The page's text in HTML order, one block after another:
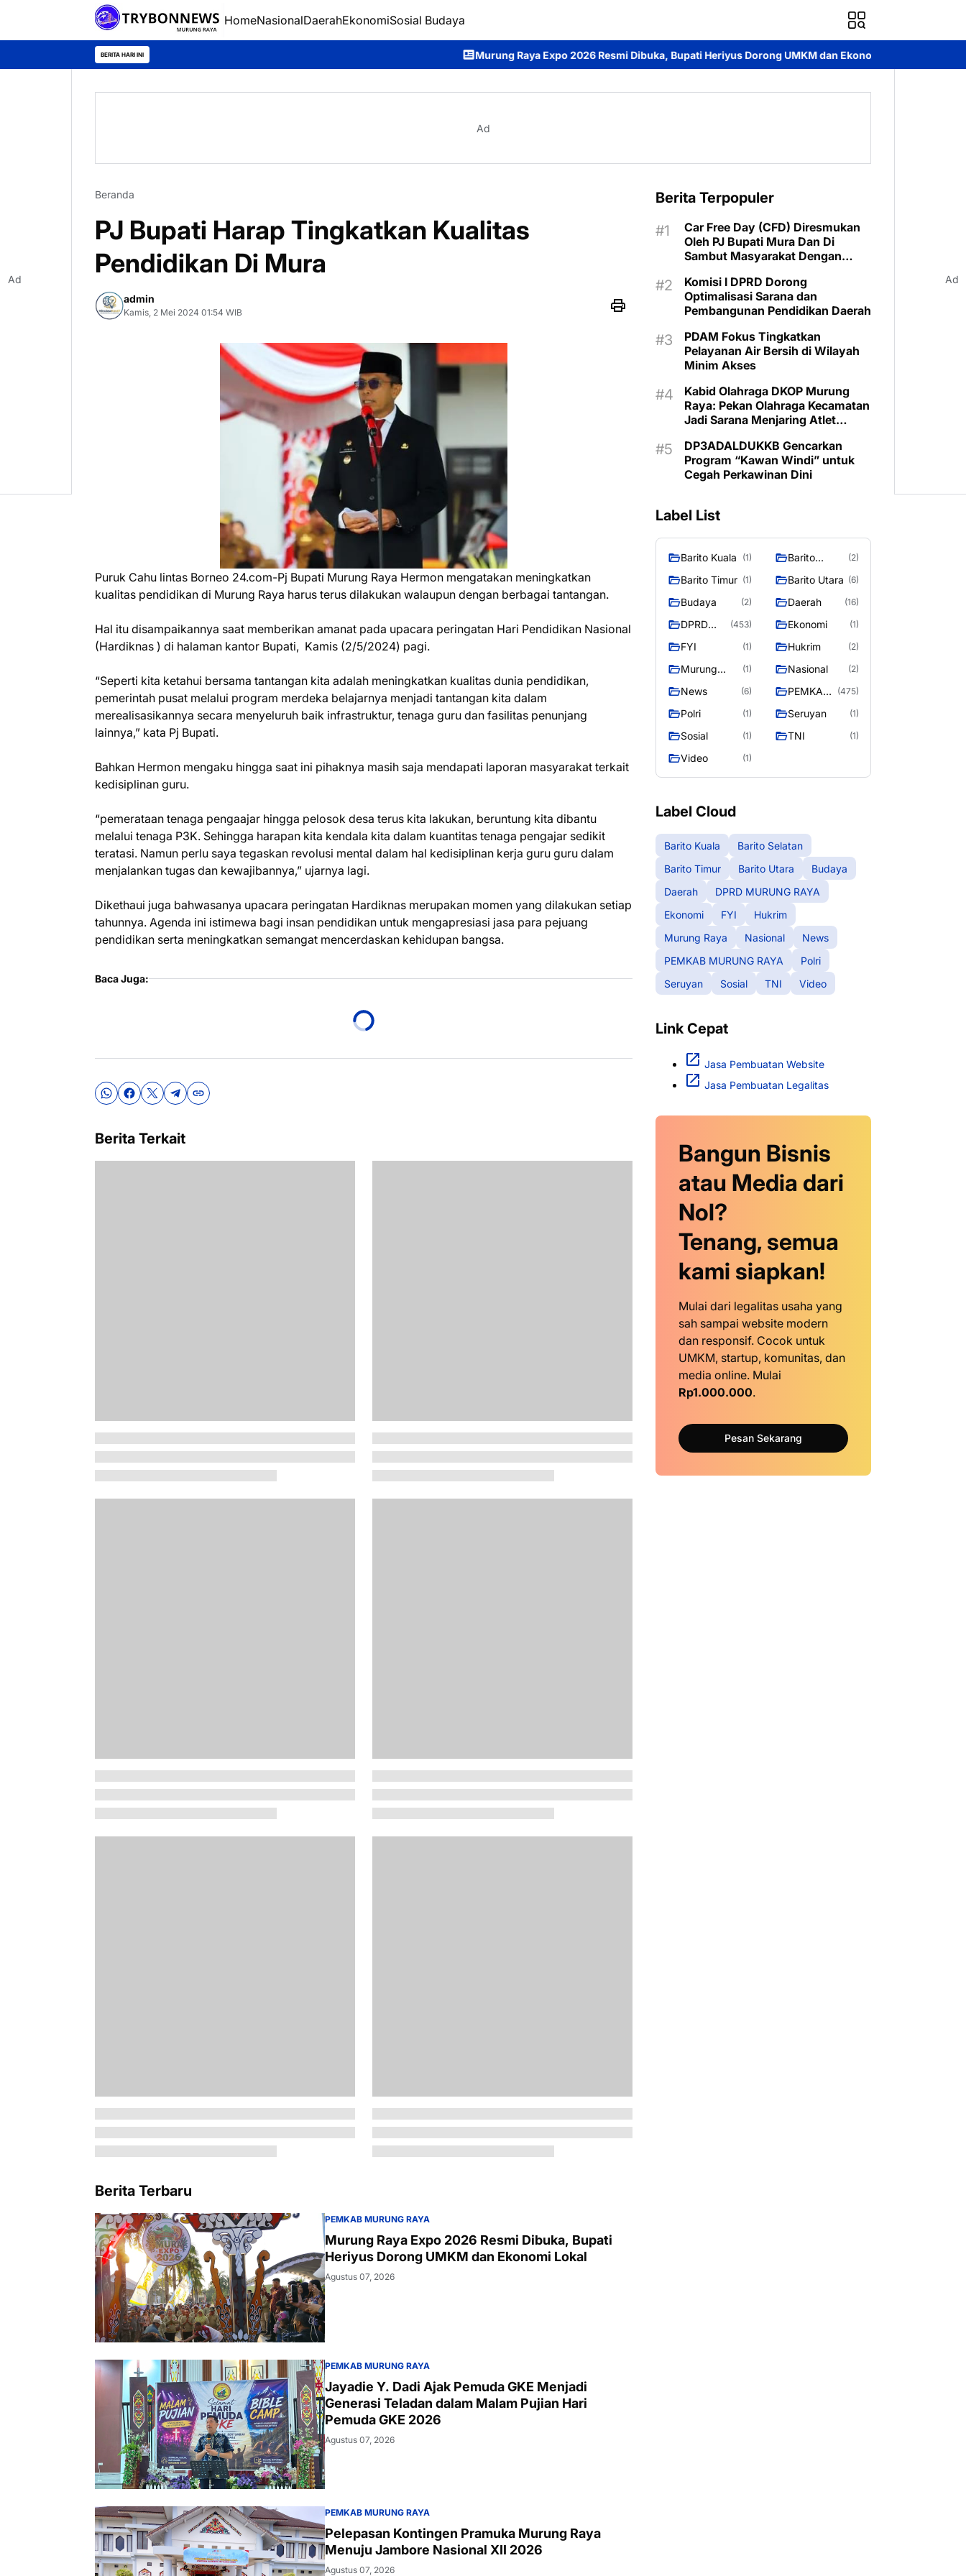
HomeNasionalDaerahEkonomiSosial Budaya
BERITA HARI INI Murung Raya Expo 2026 Resmi Dibuka, Bupati Heriyus Dorong UMKM dan Ekonomi Lokal Jayadie Y. Dadi Ajak
Ad
Beranda
PJ Bupati Harap Tingkatkan Kualitas
Pendidikan Di Mura
admin
Kamis, 2 Mei 2024 01:54 WIB
Puruk Cahu lintas Borneo 24.com-Pj Bupati Murung Raya Hermon mengatakan meningkatkan
kualitas pendidikan di Murung Raya harus terus dilakukan walaupun dengan berbagai tantangan.
Hal itu disampaikannya saat memberikan amanat pada upacara peringatan Hari Pendidikan Nasional
(Hardiknas ) di halaman kantor Bupati, Kamis (2/5/2024) pagi.
“Seperti kita ketahui bersama tantangan kita adalah meningkatkan kualitas dunia pendidikan,
pemerintah pusat melalui program merdeka belajarnya menjadi tantangan kita dalam
merealisasikannya secara menyeluruh baik infrastruktur, tenaga guru dan fasilitas penunjang
lainnya,” kata Pj Bupati.
Bahkan Hermon mengaku hingga saat ini pihaknya masih saja mendapati laporan masyarakat terkait
kedisiplinan guru.
“pemerataan tenaga pengaajar hingga pelosok desa terus kita lakukan, beruntung kita dibantu
melalui tenaga P3K. Sehingga harapan kita kendala kita dalam kuantitas tenaga pengajar sedikit
teratasi. Namun perlu saya tegaskan revolusi mental dalam hal kedisiplinan kerja guru guru dalam
menjalankan tugas dan kewajibannya,” ujarnya lagi.
Dikethaui juga bahwasanya upacara peringatan Hardiknas merupakan momen yang dilakukan setiap
tahunnya. Agenda ini istimewa bagi insan pendidikan untuk mengapresiasi jasa para pejuang
pendidikan serta meningkatkan semangat mencerdaskan kehidupan bangsa.
Baca Juga:
Berita Terkait
Berita Terbaru
PEMKAB MURUNG RAYA
Murung Raya Expo 2026 Resmi Dibuka, Bupati
Heriyus Dorong UMKM dan Ekonomi Lokal
Agustus 07, 2026
PEMKAB MURUNG RAYA
Jayadie Y. Dadi Ajak Pemuda GKE Menjadi
Generasi Teladan dalam Malam Pujian Hari
Pemuda GKE 2026
Agustus 07, 2026
PEMKAB MURUNG RAYA
Pelepasan Kontingen Pramuka Murung Raya
Menuju Jambore Nasional XII 2026
Agustus 07, 2026
Berita Terpopuler
Car Free Day (CFD) Diresmukan
Oleh PJ Bupati Mura Dan Di
Sambut Masyarakat Dengan
Komisi I DPRD Dorong
Optimalisasi Sarana dan
Pembangunan Pendidikan Daerah
PDAM Fokus Tingkatkan
Pelayanan Air Bersih di Wilayah
Minim Akses
Kabid Olahraga DKOP Murung
Raya: Pekan Olahraga Kecamatan
Jadi Sarana Menjaring Atlet
DP3ADALDUKKB Gencarkan
Program “Kawan Windi” untuk
Cegah Perkawinan Dini
Label List
Barito Kuala (1)
Barito
(2)
Barito Timur (1) Barito Utara (6)
Budaya (2) Daerah (16)
DPRD
RAYA
(453) Ekonomi (1)
FYI (1) Hukrim (2)
Murung
(1) Nasional (2)
News (6)
PEMKAB
RAYA
(475)
Polri (1) Seruyan (1)
Sosial (1) TNI (1)
Video (1)
Label Cloud
Barito Kuala
Barito Selatan
Barito Timur
Barito Utara
Budaya
Daerah
DPRD MURUNG RAYA
Ekonomi
FYI
Hukrim
Murung Raya
Nasional
News
PEMKAB MURUNG RAYA
Polri
Seruyan
Sosial TNI Video
Link Cepat
Jasa Pembuatan Website
Jasa Pembuatan Legalitas
Bangun Bisnis
atau Media dari
Nol?
Tenang, semua
kami siapkan!
Mulai dari legalitas usaha yang
sah sampai website modern
dan responsif. Cocok untuk
UMKM, startup, komunitas, dan
media online. Mulai
Rp1.000.000.
Pesan Sekarang
Ad Ad